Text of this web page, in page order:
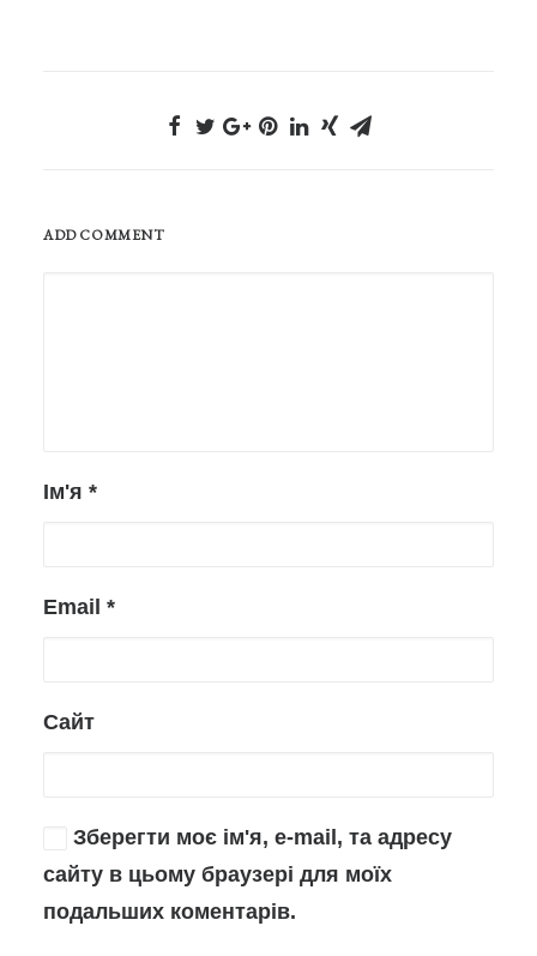
ADD COMMENT
Ім'я *
Email *
Сайт
Зберегти моє ім'я, e-mail, та адресу
сайту в цьому браузері для моїх
подальших коментарів.